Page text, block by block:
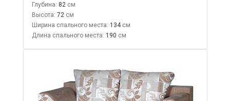
Глубина: 82
Высота: 72
Ширина спального места: 134
Длина спального места: 190